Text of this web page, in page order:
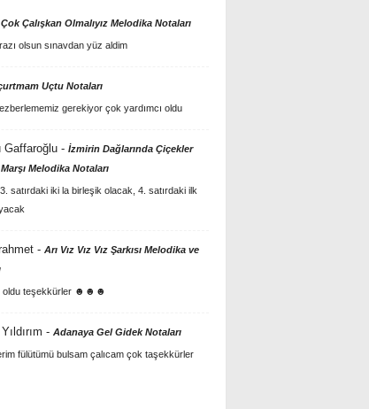
Çalışkan Olmalıyız Melodika Notaları
olsun sınavdan yüz aldim
Uçtu Notaları
gerekiyor çok yardımcı oldu
Gaffaroğlu- İzmirin Dağlarında Çiçekler
Melodika Notaları
satırdaki iki la birleşik olacak, 4. satırdaki ilk
- Arı Vız Vız Vız Şarkısı Melodika ve
oldu teşekkürler ☻☻☻
- Adanaya Gel Gidek Notaları
fülütümü bulsam çalıcam çok taşekkürler